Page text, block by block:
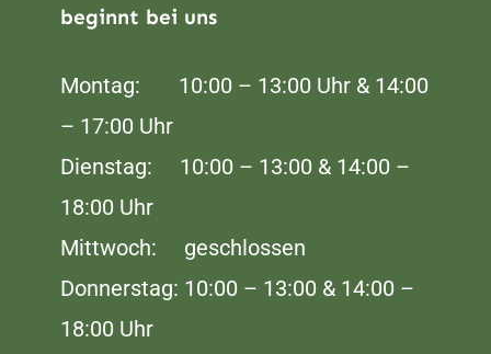
beginnt bei uns
Montag: 10:00 – 13:00 Uhr & 14:00
– 17:00 Uhr
Dienstag: 10:00 – 13:00 & 14:00 –
18:00 Uhr
Mittwoch: geschlossen
Donnerstag: 10:00 – 13:00 & 14:00 –
18:00 Uhr